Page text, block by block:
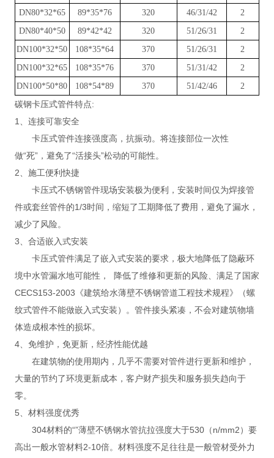
DN80*32*65 89*35*76 320 46/31/42
2
DN80*40*50
89*42*42 320 51/26/31
2
DN100*32*50
108*35*64 370 51/26/31
2
DN100*32*65
108*35*76 370 51/31/42
2
DN100*50*80
108*54*89 370 51/42/46 2
碳钢卡压式管件特点:
1、连接可靠安全
卡压式管件连接强度高，抗振动。将连接部位一次性
做“死”，避免了“活接头”松动的可能性。
2、施工便利快捷
卡压式不锈钢管件现场安装极为便利，安装时间仅为焊接管
件或套丝管件的1/3时间，缩短了工期降低了费用，避免了漏水，
减少了风险。
3、合适嵌入式安装
卡压式管件满足了嵌入式安装的要求，极大地降低了隐蔽环
境中水管漏水地可能性， 降低了维修和更新的风险、满足了国家
CECS153-2003《建筑给水薄壁不锈钢管道工程技术规程》（螺
纹式管件不能做嵌入式安装）。管件接头紧凑，不会对建筑物墙
体造成根本性的损坏。
4、免维护，免更新，经济性能优越
在建筑物的使用期内，几乎不需要对管件进行更新和维护，
大量的节约了环境更新成本，客户财产损失和服务损失趋向于
零。
5、材料强度优秀
304材料的“”薄壁不锈钢水管抗拉强度大于530（n/mm2）要
高出一般水管材料2-10倍。材料强度不足往往是一般管材受外力